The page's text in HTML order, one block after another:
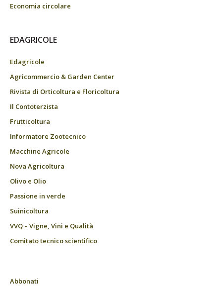
Economia circolare
EDAGRICOLE
Edagricole
Agricommercio & Garden Center
Rivista di Orticoltura e Floricoltura
Il Contoterzista
Frutticoltura
Informatore Zootecnico
Macchine Agricole
Nova Agricoltura
Olivo e Olio
Passione in verde
Suinicoltura
VVQ – Vigne, Vini e Qualità
Comitato tecnico scientifico
Abbonati